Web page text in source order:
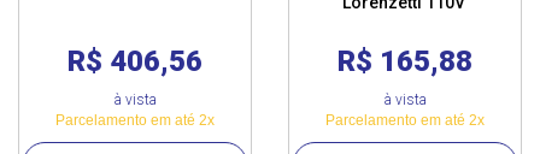
R$ 406,56
à vista
Parcelamento em até 2x
R$ 165,88
à vista
Parcelamento em até 2x